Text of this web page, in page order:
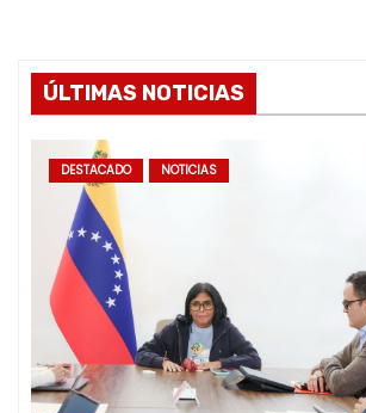
ÚLTIMAS NOTICIAS
DESTACADO NOTICIAS